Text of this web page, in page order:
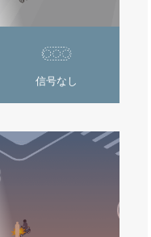
信号なし